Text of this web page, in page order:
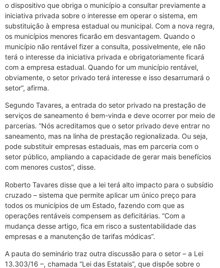
o dispositivo que obriga o município a consultar previamente a
iniciativa privada sobre o interesse em operar o sistema, em
substituição à empresa estadual ou municipal. Com a nova regra,
os municípios menores ficarão em desvantagem. Quando o
município não rentável fizer a consulta, possivelmente, ele não
terá o interesse da iniciativa privada e obrigatoriamente ficará
com a empresa estadual. Quando for um município rentável,
obviamente, o setor privado terá interesse e isso desarrumará o
setor”, afirma.
Segundo Tavares, a entrada do setor privado na prestação de
serviços de saneamento é bem-vinda e deve ocorrer por meio de
parcerias. “Nós acreditamos que o setor privado deve entrar no
saneamento, mas na linha de prestação regionalizada. Ou seja,
pode substituir empresas estaduais, mas em parceria com o
setor público, ampliando a capacidade de gerar mais benefícios
com menores custos”, disse.
Roberto Tavares disse que a lei terá alto impacto para o subsídio
cruzado – sistema que permite aplicar um único preço para
todos os municípios de um Estado, fazendo com que as
operações rentáveis compensem as deficitárias. “Com a
mudança desse artigo, fica em risco a sustentabilidade das
empresas e a manutenção de tarifas módicas”.
A pauta do seminário traz outra discussão para o setor – a Lei
13.303/16 –, chamada “Lei das Estatais”, que dispõe sobre o